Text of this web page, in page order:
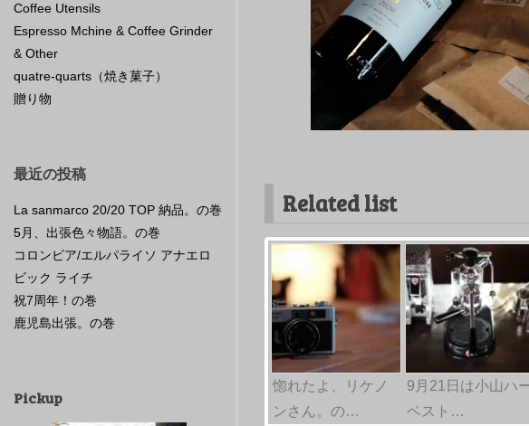
Related list
惚れたよ、リケノ
ンさん。の…
9月21日は小山ハ
ベスト…
Coffee Utensils
Espresso Mchine & Coffee Grinder
& Other
quatre-quarts（焼き菓子）
贈り物
最近の投稿
La sanmarco 20/20 TOP 納品。の巻
5月、出張色々物語。の巻
コロンビア/エルパライソ アナエロ
ビック ライチ
祝7周年！の巻
鹿児島出張。の巻
Pickup